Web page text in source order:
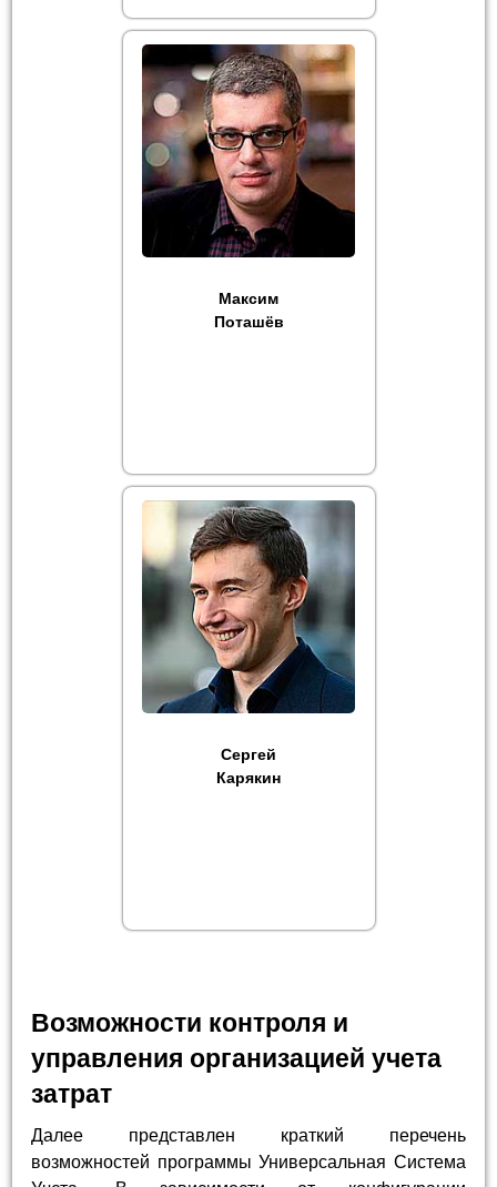
Максим
Поташёв
Сергей
Карякин
Возможности контроля и
управления организацией учета
затрат
Далее представлен краткий перечень
возможностей программы Универсальная Система